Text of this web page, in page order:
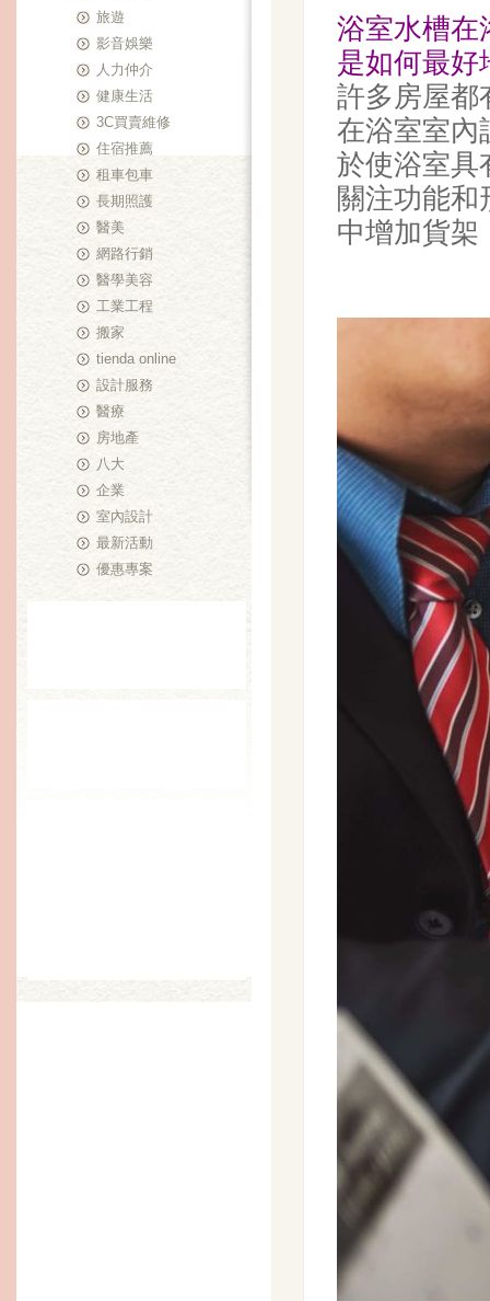
旅遊
影音娛樂
人力仲介
健康生活
3C買賣維修
住宿推薦
租車包車
長期照護
醫美
網路行銷
醫學美容
工業工程
搬家
tienda online
設計服務
醫療
房地產
八大
企業
室內設計
最新活動
優惠專案
浴室水槽在
是如何最好
許多房屋都
在浴室室內
於使浴室具
關注功能和
中增加貨架